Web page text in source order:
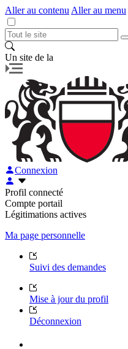
Aller au contenu Aller au menu
Un site de la
Connexion
Profil connecté
Compte portail
Légitimations actives
Ma page personnelle
Suivi des demandes
Mise à jour du profil
Déconnexion